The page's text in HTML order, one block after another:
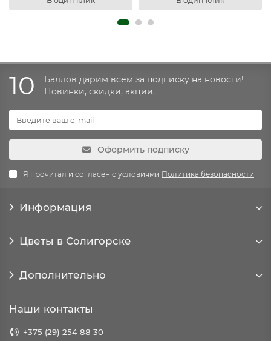
10
Баллов дарим всем за подписку на новости!
Новинки, скидки, акции.
Оформить подписку
Я прочитал и согласен с условиями Политика безопасности
Информация
Цветы в Солигорске
Дополнительно
Наши контакты
+375 (29) 254 88 30